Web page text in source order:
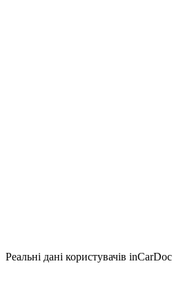
Реальні дані користувачів inCarDoc